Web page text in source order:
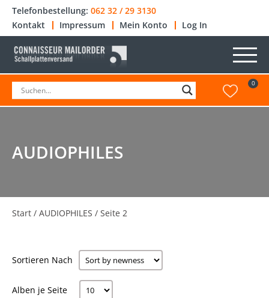
Telefonbestellung: 062 32 / 29 3130
Kontakt
Impressum Mein Konto Log In
0
AUDIOPHILES
Start / AUDIOPHILES / Seite 2
Sortieren Nach
Alben je Seite